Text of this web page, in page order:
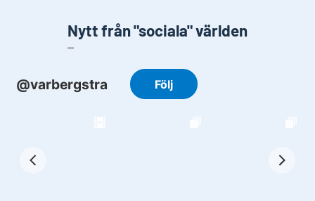
Nytt från "sociala" världen